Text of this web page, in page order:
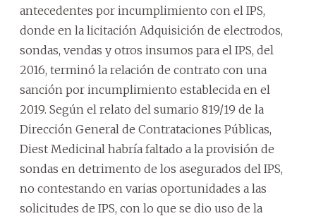
antecedentes por incumplimiento con el IPS,
donde en la licitación Adquisición de electrodos,
sondas, vendas y otros insumos para el IPS, del
2016, terminó la relación de contrato con una
sanción por incumplimiento establecida en el
2019. Según el relato del sumario 819/19 de la
Dirección General de Contrataciones Públicas,
Diest Medicinal habría faltado a la provisión de
sondas en detrimento de los asegurados del IPS,
no contestando en varias oportunidades a las
solicitudes de IPS, con lo que se dio uso de la